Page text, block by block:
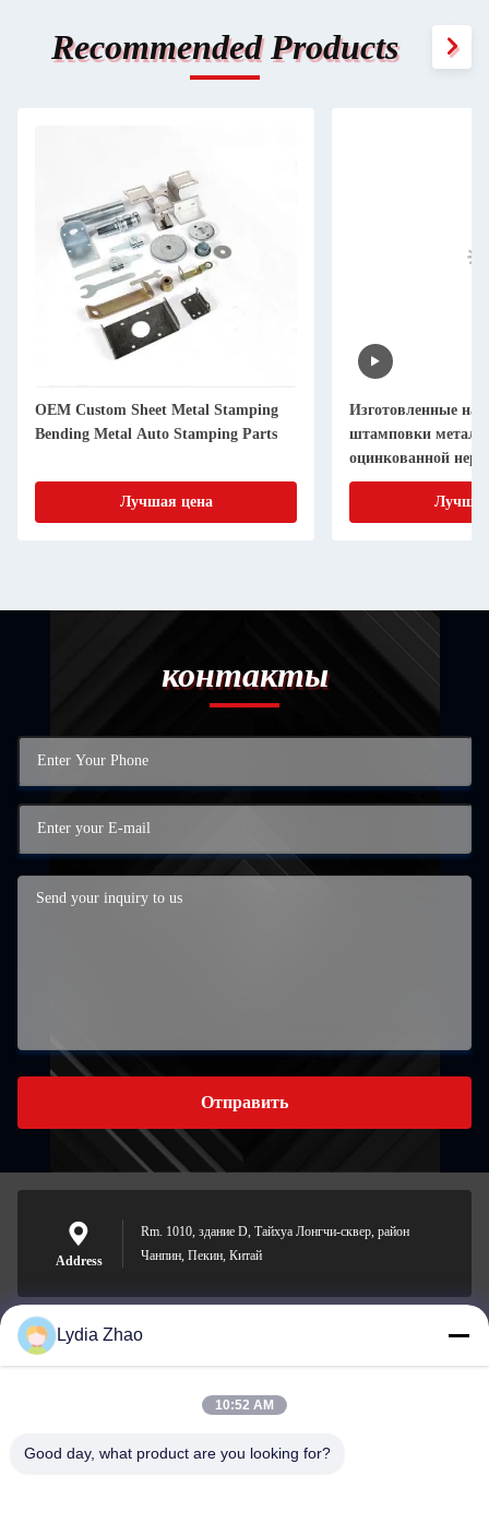
Recommended Products
OEM Custom Sheet Metal Stamping
Bending Metal Auto Stamping Parts
Лучшая цена
Изготовленные на
штамповки
оцинкованной
для гибки
контакты
Отправить
Address
Rm. 1010, здание D, Тайхуа Лонгчи-сквер, район
Чанпин, Пекин, Китай
jesingd@vip.sina.com
Lydia Zhao
10:52 AM
Good day, what product are you looking for?